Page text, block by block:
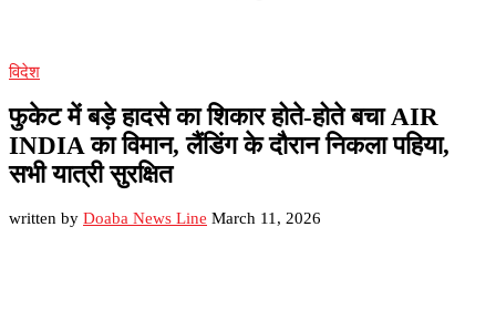
विदेश
फुकेट में बड़े हादसे का शिकार होते-होते बचा AIR
INDIA का विमान, लैंडिंग के दौरान निकला पहिया,
सभी यात्री सुरक्षित
written by Doaba News Line March 11, 2026